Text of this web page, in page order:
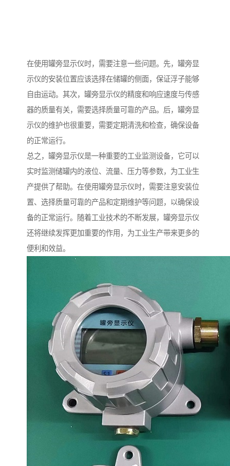
在使用罐旁显示仪时，需要注意一些问题。先，罐旁显
示仪的安装位置应该选择在储罐的侧面，保证浮子能够
自由运动。其次，罐旁显示仪的精度和响应速度与传感
器的质量有关，需要选择质量可靠的产品。后，罐旁显
示仪的维护也很重要，需要定期清洗和检查，确保设备
的正常运行。
总之，罐旁显示仪是一种重要的工业监测设备，它可以
实时监测储罐内的液位、流量、压力等参数，为工业生
产提供了帮助。在使用罐旁显示仪时，需要注意安装位
置、选择质量可靠的产品和定期维护等问题，以确保设
备的正常运行。随着工业技术的不断发展，罐旁显示仪
还将继续发挥更加重要的作用，为工业生产带来更多的
便利和效益。